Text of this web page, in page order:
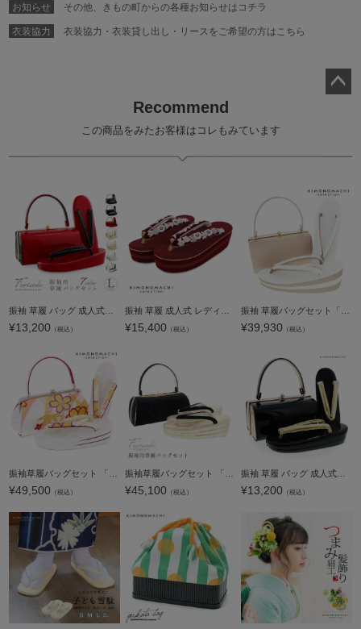
お知らせ その他、きもの町からの各種お知らせはコチラ
衣装協力 衣装協力・衣装貸し出し・リースをご希望の方はこちら
Recommend
この商品をみたお客様はコレもみています
¥13,200 （税込） ¥15,400 （税込） ¥39,930 （税込）
¥49,500 （税込） ¥45,100 （税込）
振袖 草履 バッグ 成人式「黒×金」Fサイズ レディース 振袖用草履バッグセット エナメル 無地 振袖 草履 バッグ【メール便不可】
¥13,200 （税込）
へ